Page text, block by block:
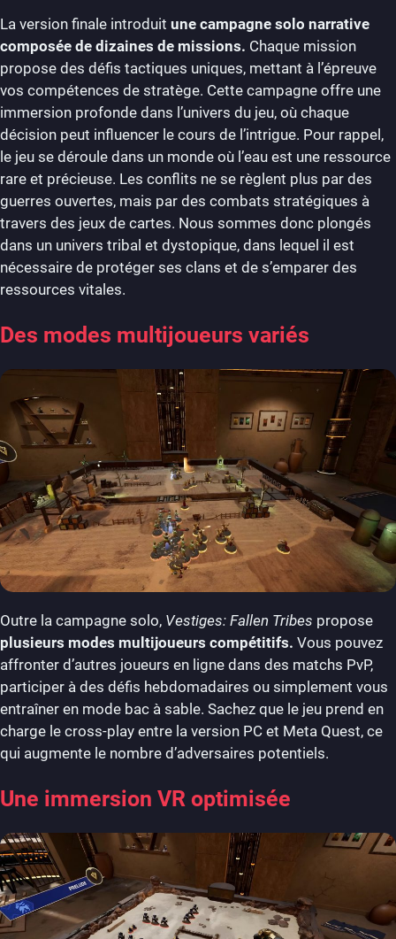
La version finale introduit une campagne solo narrative
composée de dizaines de missions. Chaque mission
propose des défis tactiques uniques, mettant à l’épreuve
vos compétences de stratège. Cette campagne offre une
immersion profonde dans l’univers du jeu, où chaque
décision peut influencer le cours de l’intrigue. Pour rappel,
le jeu se déroule dans un monde où l’eau est une ressource
rare et précieuse. Les conflits ne se règlent plus par des
guerres ouvertes, mais par des combats stratégiques à
travers des jeux de cartes. Nous sommes donc plongés
dans un univers tribal et dystopique, dans lequel il est
nécessaire de protéger ses clans et de s’emparer des
ressources vitales.
Des modes multijoueurs variés
Outre la campagne solo, Vestiges: Fallen Tribes propose
plusieurs modes multijoueurs compétitifs. Vous pouvez
affronter d’autres joueurs en ligne dans des matchs PvP,
participer à des défis hebdomadaires ou simplement vous
entraîner en mode bac à sable. Sachez que le jeu prend en
charge le cross-play entre la version PC et Meta Quest, ce
qui augmente le nombre d’adversaires potentiels.
Une immersion VR optimisée